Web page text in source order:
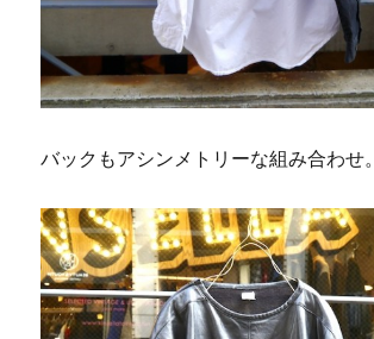
バックもアシンメトリーな組み合わせ。